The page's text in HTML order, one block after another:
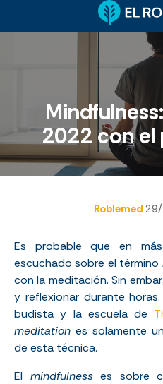
2022 con el
Roblemed
Es probable que en
escuchado sobre el término
con la meditación. Sin
y reflexionar durante
budista y la escuela de
meditation es solamente
de esta técnica.
El mindfulnesses sobre